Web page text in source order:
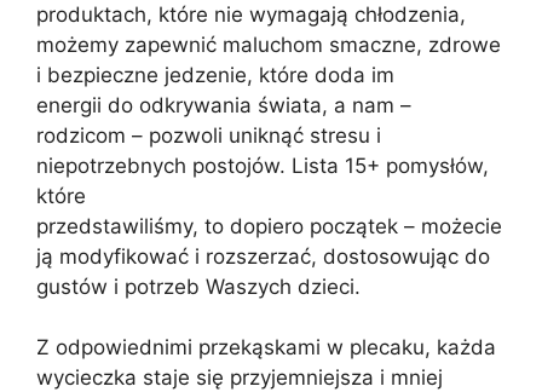
produktach, które nie wymagają chłodzenia,
możemy zapewnić maluchom smaczne, zdrowe
i bezpieczne jedzenie, które doda im
energii do odkrywania świata, a nam –
rodzicom – pozwoli uniknąć stresu i
niepotrzebnych postojów. Lista 15+ pomysłów,
które
przedstawiliśmy, to dopiero początek – możecie
ją modyfikować i rozszerzać, dostosowując do
gustów i potrzeb Waszych dzieci.
Z odpowiednimi przekąskami w plecaku, każda
wycieczka staje się przyjemniejsza i mniej